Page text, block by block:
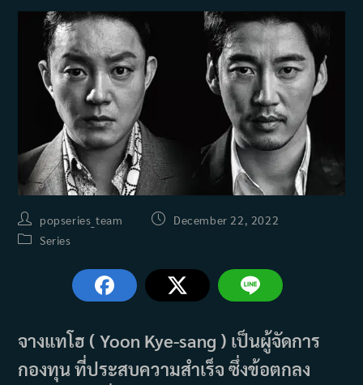
Post
author:
popseries_team
PostDecember 22, 2022
PostSeries
จางแทโฮ ( Yoon Kye-sang ) เป็นผู้จัดการ
กองทุน ที่ประสบความสำเร็จ ซึ่งข้อตกลง